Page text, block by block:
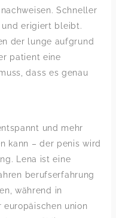
Schneller
und erigiert bleibt.
der lunge aufgrund
patient eine
dass es genau
und mehr
kann – der penis wird
Lena ist eine
berufserfahrung
während in
union